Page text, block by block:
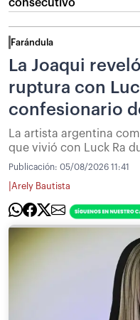
consecutivo
Farándula
La Joaqui
ruptura con
confesionario
La artista argentina
que vivió con Luck Ra
Publicación: 05/08/2026 11:41
Arely Bautista